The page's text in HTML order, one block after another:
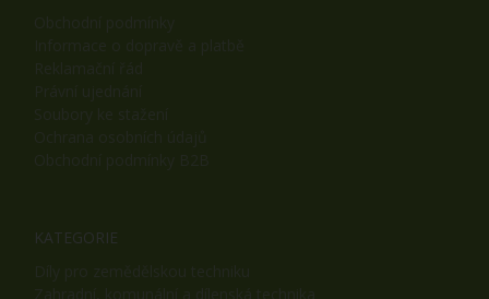
KATEGORIE